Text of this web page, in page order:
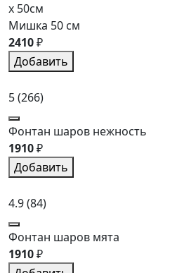
x 50см
Мишка 50 см
2410₽
Добавить
5(266)
Фонтан шаров нежность
1910₽
Добавить
4.9(84)
Фонтан шаров мята
1910₽